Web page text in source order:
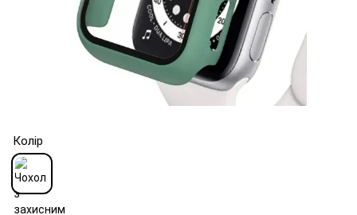
Колір